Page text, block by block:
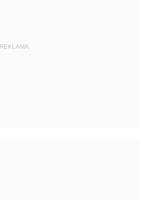
REKLAMA